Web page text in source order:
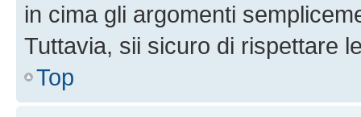
in cima gli argomenti
Tuttavia, sii sicuro di rispettare
Top